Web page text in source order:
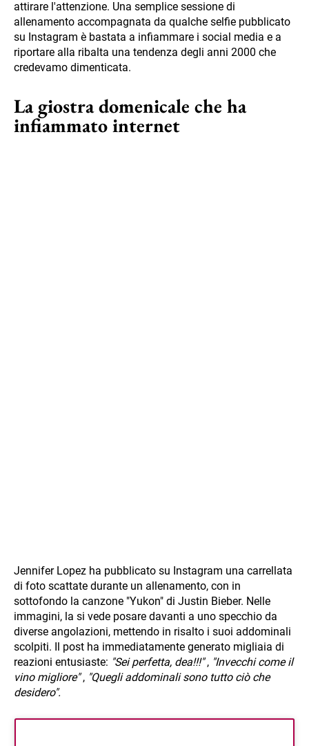
attirare l'attenzione. Una semplice sessione di
allenamento accompagnata da qualche selfie pubblicato
su Instagram è bastata a infiammare i social media e a
riportare alla ribalta una tendenza degli anni 2000 che
credevamo dimenticata.
La giostra domenicale che ha
infiammato internet
Jennifer Lopez ha pubblicato su Instagram una carrellata
di foto scattate durante un allenamento, con in
sottofondo la canzone "Yukon" di Justin Bieber. Nelle
immagini, la si vede posare davanti a uno specchio da
diverse angolazioni, mettendo in risalto i suoi addominali
scolpiti. Il post ha immediatamente generato migliaia di
reazioni entusiaste: "Sei perfetta, dea!!!", "Invecchi come il
vino migliore", "Quegli addominali sono tutto ciò che
desidero".